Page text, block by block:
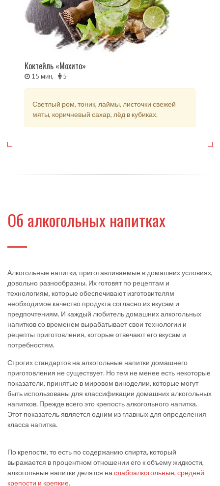
Коктейль «Мохито»
15 мин, 5
Светлый ром, тоник, лаймы, листочки свежей
мяты, коричневый сахар, лёд в кубиках.
Об алкогольных напитках
Алкогольные напитки, приготавливаемые в домашних условиях,
довольно разнообразны. Их готовят по рецептам и
технологиям, которые обеспечивают изготовителям
необходимое качество продукта согласно их вкусам и
предпочтениям. И каждый любитель домашних алкогольных
напитков со временем вырабатывает свои технологии и
рецепты приготовления, которые отвечают его вкусам и
потребностям.
Строгих стандартов на алкогольные напитки домашнего
приготовления не существует. Но тем не менее есть некоторые
показатели, принятые в мировом виноделии, которые могут
быть использованы для классификации домашних алкогольных
напитков. Прежде всего это крепость алкогольного напитка.
Этот показатель является одним из главных для определения
класса напитка.
По крепости, то есть по содержанию спирта, который
выражается в процентном отношении его к объему жидкости,
алкогольные напитки делятся на слабоалкогольные, средней
крепости и крепкие.